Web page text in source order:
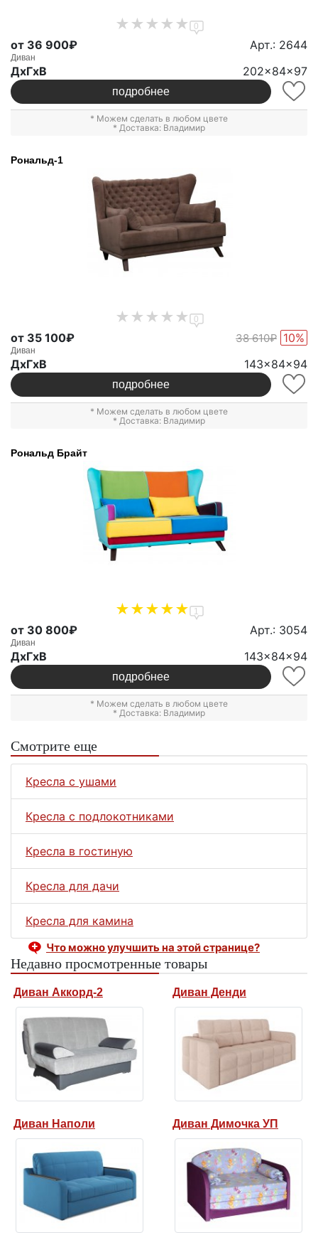
0
от 36 900₽ Арт.: 2644
Диван
ДxГxВ 202x84x97
подробнее
* Можем сделать в любом цвете
* Доставка: Владимир
Рональд-1
0
от 35 100₽ 38 610₽ 10%
Диван
ДxГxВ 143x84x94
подробнее
* Можем сделать в любом цвете
* Доставка: Владимир
Рональд Брайт
1
от 30 800₽ Арт.: 3054
Диван
ДxГxВ 143x84x94
подробнее
* Можем сделать в любом цвете
* Доставка: Владимир
Смотрите еще
Кресла с ушами
Кресла с подлокотниками
Кресла в гостиную
Кресла для дачи
Кресла для камина
Что можно улучшить на этой странице?
Недавно просмотренные товары
Диван Аккорд-2 Диван Денди
Диван Наполи Диван Димочка УП